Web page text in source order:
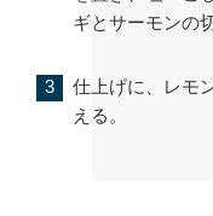
ギとサーモンの
仕上げに、レモ
える。